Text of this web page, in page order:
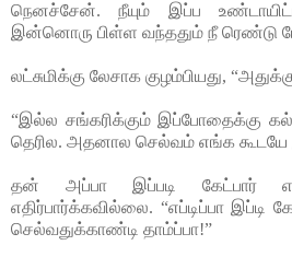
நெனச்சேன். நீயும் இப்ப
இன்னொரு பிள்ள வந்ததும் நீ ரெண்டு
லட்சுமிக்கு லேசாக குழம்பியது,
“இல்ல சங்கரிக்கும் இப்போதைக்கு
தெரில. அதனால செல்வம் எங்க கூடயே
தன் அப்பா இப்படி கேட்பார்
எதிர்பார்க்கவில்லை. “எப்டிப்பா இப்டி
செல்வதுக்காண்டி தாம்ப்பா!”